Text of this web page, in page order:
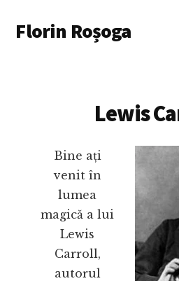
main
menu
Florin Roșoga
Lewis
Bine ați
venit în
lumea
magică a lui
Lewis
Carroll,
autorul